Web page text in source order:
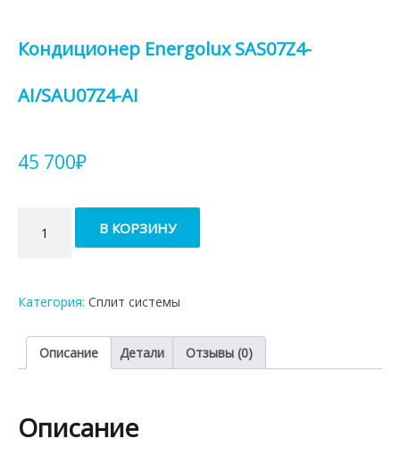
Кондиционер Energolux SAS07Z4-
AI/SAU07Z4-AI
45 700₽
товара
Кондиционер
AI/SAU07Z4-
В КОРЗИНУ
Категория: Сплит системы
Описание Детали Отзывы (0)
Описание